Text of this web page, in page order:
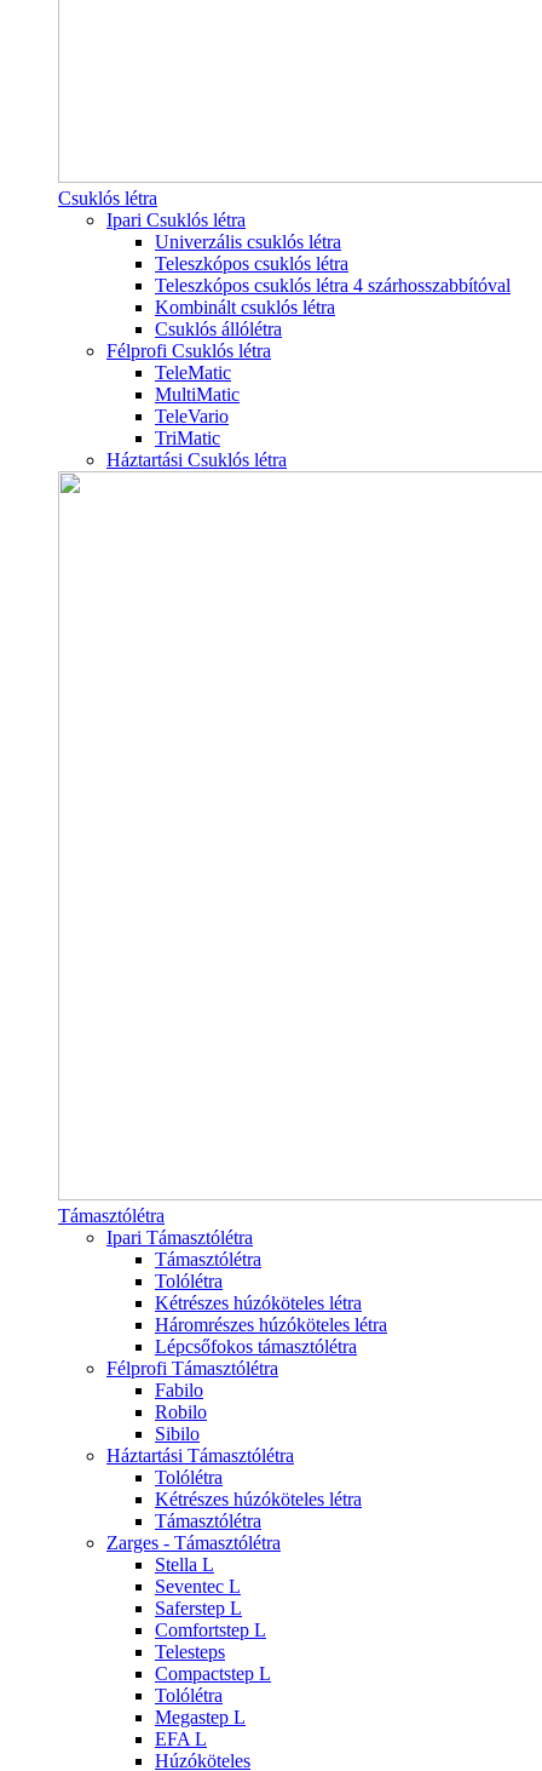
Csuklós létra
Ipari Csuklós létra
Univerzális csuklós létra
Teleszkópos csuklós létra
Teleszkópos csuklós létra 4 szárhosszabbítóval
Kombinált csuklós létra
Csuklós állólétra
Félprofi Csuklós létra
TeleMatic
MultiMatic
TeleVario
TriMatic
Háztartási Csuklós létra
Támasztólétra
Ipari Támasztólétra
Támasztólétra
Tolólétra
Kétrészes húzóköteles létra
Háromrészes húzóköteles létra
Lépcsőfokos támasztólétra
Félprofi Támasztólétra
Fabilo
Robilo
Sibilo
Háztartási Támasztólétra
Tolólétra
Kétrészes húzóköteles létra
Támasztólétra
Zarges - Támasztólétra
Stella L
Seventec L
Saferstep L
Comfortstep L
Telesteps
Compactstep L
Tolólétra
Megastep L
EFA L
Húzóköteles